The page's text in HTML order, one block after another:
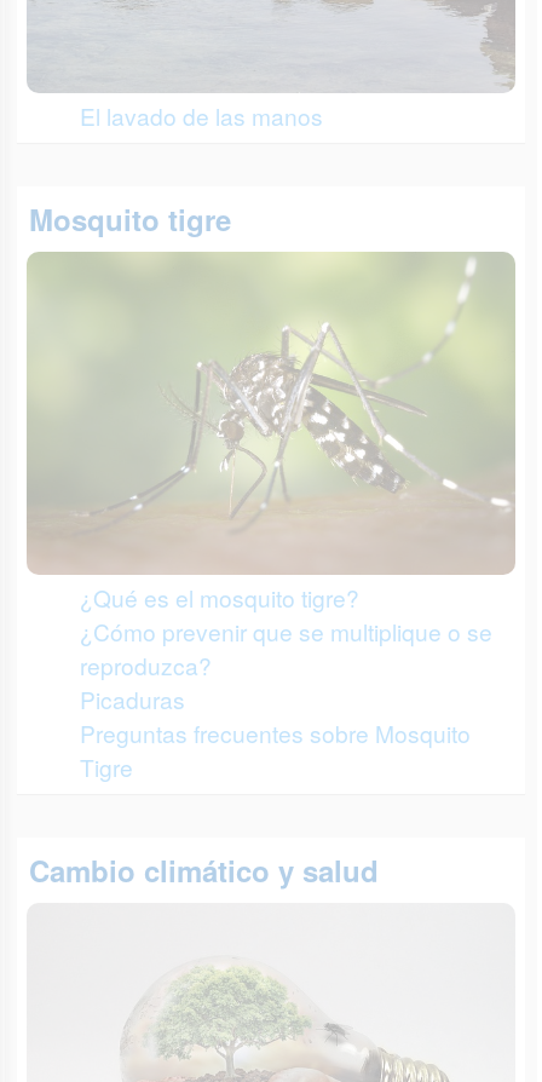
El lavado de las manos
Mosquito tigre
¿Qué es el mosquito tigre?
¿Cómo prevenir que se multiplique o se
reproduzca?
Picaduras
Preguntas frecuentes sobre Mosquito
Tigre
Cambio climático y salud